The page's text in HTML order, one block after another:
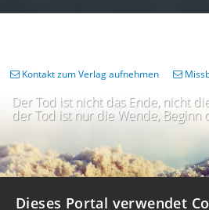
Der Tod ist nicht das Ende, nicht
der Tod ist nur die Wende, Beginn
Kontakt zum Verlag aufnehmen
Dieses Portal verwendet